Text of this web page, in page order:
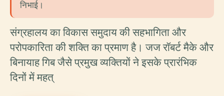
निभाई।
संग्रहालय का विकास समुदाय की सहभागिता और
परोपकारिता की शक्ति का प्रमाण है। जज रॉबर्ट मैके और
बिनायाह गिब जैसे प्रमुख व्यक्तियों ने इसके प्रारंभिक
दिनों में महत्